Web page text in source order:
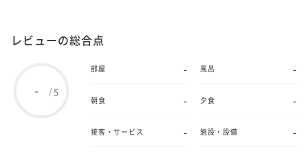
レビューの総合点
- /5
部屋 - 風呂 -
朝食 - 夕食 -
接客・サービス - 施設・設備 -